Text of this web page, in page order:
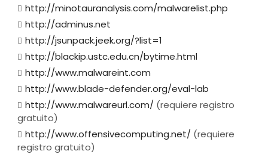
http://minotauranalysis.com/malwarelist.php
http://adminus.net
http://jsunpack.jeek.org/?list=1
http://blackip.ustc.edu.cn/bytime.html
http://www.malwareint.com
http://www.blade-defender.org/eval-lab
http://www.malwareurl.com/ (requiere registro
gratuito)
http://www.offensivecomputing.net/ (requiere
registro gratuito)